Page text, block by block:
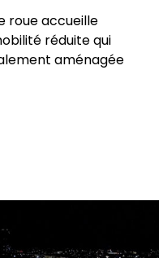
roue accueille
réduite qui
aménagée